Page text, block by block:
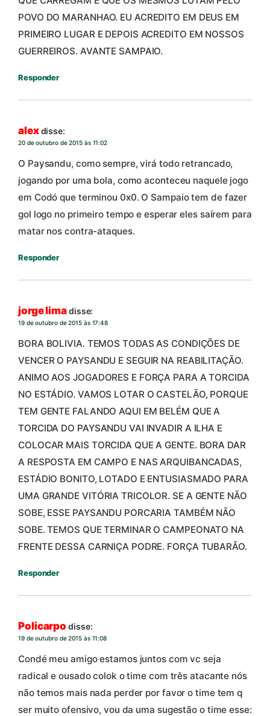
POVO DO MARANHAO. EU ACREDITO EM DEUS EM
PRIMEIRO LUGAR E DEPOIS ACREDITO EM NOSSOS
GUERREIROS. AVANTE SAMPAIO.
Responder
alexdisse:
20 de outubro de 2015 às 11:02
O Paysandu, como sempre, virá todo retrancado,
jogando por uma bola, como aconteceu naquele jogo
em Codó que terminou 0x0. O Sampaio tem de fazer
gol logo no primeiro tempo e esperar eles saírem para
matar nos contra-ataques.
Responder
jorge limadisse:
19 de outubro de 2015 às 17:48
BORA BOLIVIA. TEMOS TODAS AS CONDIÇÕES DE
VENCER O PAYSANDU E SEGUIR NA REABILITAÇÃO.
ANIMO AOS JOGADORES E FORÇA PARA A TORCIDA
NO ESTÁDIO. VAMOS LOTAR O CASTELÃO, PORQUE
TEM GENTE FALANDO AQUI EM BELÉM QUE A
TORCIDA DO PAYSANDU VAI INVADIR A ILHA E
COLOCAR MAIS TORCIDA QUE A GENTE. BORA DAR
A RESPOSTA EM CAMPO E NAS ARQUIBANCADAS,
ESTÁDIO BONITO, LOTADO E ENTUSIASMADO PARA
UMA GRANDE VITÓRIA TRICOLOR. SE A GENTE NÃO
SOBE, ESSE PAYSANDU PORCARIA TAMBÉM NÃO
SOBE. TEMOS QUE TERMINAR O CAMPEONATO NA
FRENTE DESSA CARNIÇA PODRE. FORÇA TUBARÃO.
Responder
Policarpo disse:
19 de outubro de 2015 às 11:08
Condé meu amigo estamos juntos com vc seja
radical e ousado colok o time com três atacante nós
não temos mais nada perder por favor o time tem q
ser muito ofensivo, vou da uma sugestão o time esse: